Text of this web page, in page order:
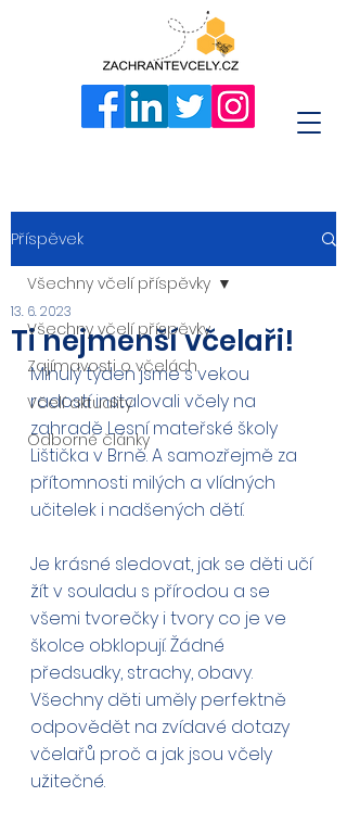
Příspěvek
Všechny včelí příspěvky
Zajímavosti o včelách
Včelí aktuality
Odborné články
Všechny včelí příspěvky
Ti nejmenší včelaři!
13. 6. 2023
Minulý týden jsme s vekou
radostí instalovali včely na
zahradě Lesní mateřské školy
Lištička v Brně. A samozřejmě za
přítomnosti milých a vlídných
učitelek i nadšených dětí.
Je krásné sledovat, jak se děti učí
žít v souladu s přírodou a se
všemi tvorečky i tvory co je ve
školce obklopují. Žádné
předsudky, strachy, obavy.
Všechny děti uměly perfektně
odpovědět na zvídavé dotazy
včelařů proč a jak jsou včely
užitečné.